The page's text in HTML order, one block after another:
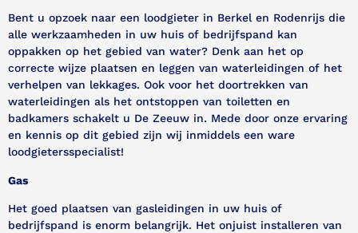
Bent u opzoek naar een loodgieter in Berkel en Rodenrijs die
alle werkzaamheden in uw huis of bedrijfspand kan
oppakken op het gebied van water? Denk aan het op
correcte wijze plaatsen en leggen van waterleidingen of het
verhelpen van lekkages. Ook voor het doortrekken van
waterleidingen als het ontstoppen van toiletten en
badkamers schakelt u De Zeeuw in. Mede door onze ervaring
en kennis op dit gebied zijn wij inmiddels een ware
loodgietersspecialist!
Gas
Het goed plaatsen van gasleidingen in uw huis of
bedrijfspand is enorm belangrijk. Het onjuist installeren van